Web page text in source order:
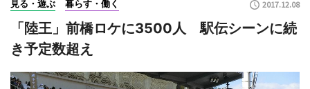
見る・遊ぶ 暮らす・働く 2017.12.08
「陸王」前橋ロケに3500人 駅伝シーンに続
き予定数超え